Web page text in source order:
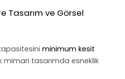
Tasarım ve Görsel
minimum kesit
mimari tasarımda esneklik